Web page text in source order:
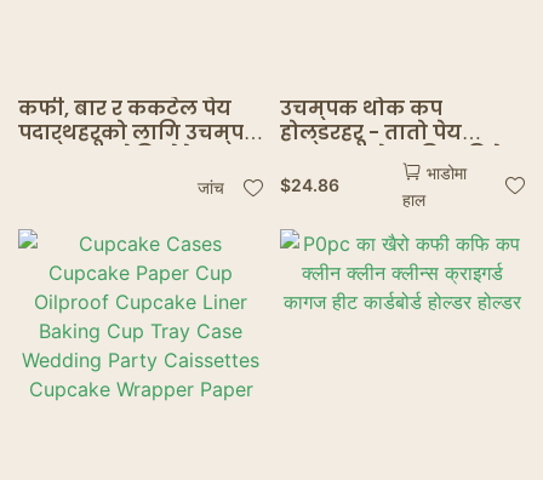
कफी, बार र ककटेल पेय
पदार्थहरूको लागि उचम्पक
पेपर र पीएलए स्ट्रहरूजांच
उचम्पक थोक कप
होल्डरहरू - तातो पेय
पदार्थहरूको लागि कुहिने
योग्य उखु र कागजको
$24.86
भाडोमा
हाल